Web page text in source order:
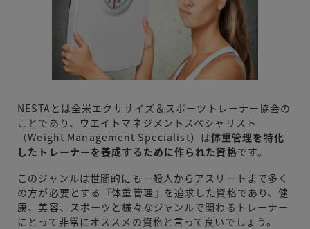
NESTAとは全米エクササイズ＆スポーツトレーナー協会の
ことであり、ウエイトマネジメントスペシャリスト
（Weight Management Specialist）は体重管理を特化
したトレーナーを養成するために作られた資格です。
このジャンルは世間的にも一般人からアスリートまで多く
の方が必要とする『体重管理』を追求した資格であり、健
康、美容、スポーツと様々なジャンルで関わるトレーナー
にとって非常にオススメの資格と言って良いでしょう。